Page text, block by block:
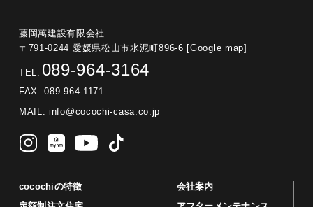
藤岡萬建設有限会社
〒791-0244 愛媛県松山市水泥町896-6
[Google map]
TEL. 089-964-3164
FAX. 089-964-1171
MAIL: info@cocochi-casa.co.jp
cocochiの特徴
会社案内